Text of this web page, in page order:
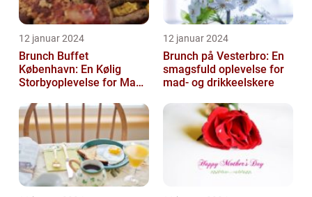
12 januar 2024
Brunch Buffet
København: En Kølig
Storbyoplevelse for Mad-
12 januar 2024
Brunch på Vesterbro: En
smagsfuld oplevelse for
mad- og drikkeelskere